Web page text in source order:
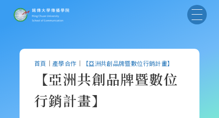
首頁 ｜ 產學合作 ｜ 【亞洲共創品牌暨數位行銷計畫】
【亞洲共創品牌暨數位
行銷計畫】